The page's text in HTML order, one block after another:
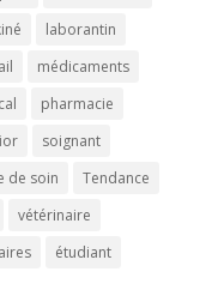
laborantin
médicaments
pharmacie
soignant
de soin
Tendance
vétérinaire
étudiant